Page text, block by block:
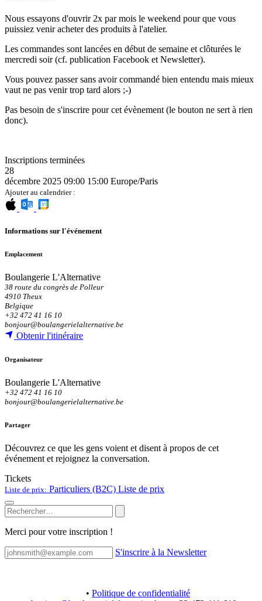
Nous essayons d'ouvrir 2x par mois le weekend pour que vous
puissiez venir acheter des produits à l'atelier.
Les commandes sont lancées en début de semaine et clôturées le
mercredi soir (cf. publication Facebook et Newsletter).
Vous pouvez passer sans avoir commandé bien entendu mais mieux
vaut ne pas venir trop tard alors ;-)
Pas besoin de s'inscrire pour cet évènement (le bouton ne sert à rien
donc).
Inscriptions terminées
28
décembre 2025 09:00 15:00 Europe/Paris
Ajouter au calendrier :
Informations sur l'événement
Emplacement
Boulangerie L'Alternative
38 route du congrès de Polleur
4910 Theux
Belgique
+32 472 41 16 10
bonjour@boulangerielalternative.be
Obtenir l'itinéraire
Organisateur
Boulangerie L'Alternative
+32 472 41 16 10
bonjour@boulangerielalternative.be
Partager
Découvrez ce que les gens voient et disent à propos de cet
événement et rejoignez la conversation.
Tickets
Liste de prix: Particuliers (B2C) Liste de prix
Merci pour votre inscription !
S'inscrire à la Newsletter
​• Politique de confidentialité